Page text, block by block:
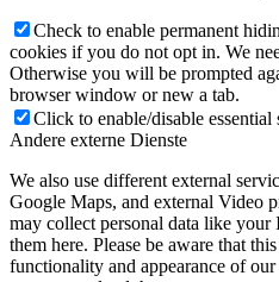
Check to enable permanent
cookies if you do not opt in. We
Otherwise you will be prompted
browser window or new a tab.
Click to enable/disable essential
Andere externe Dienste
We also use different external
Google Maps, and external Video
may collect personal data like
them here. Please be aware that
functionality and appearance of